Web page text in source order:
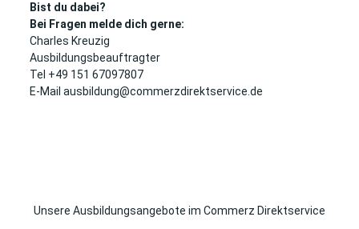
Bist du dabei?
Bei Fragen melde dich gerne:
Charles Kreuzig
Ausbildungsbeauftragter
Tel +49 151 67097807
E-Mail ausbildung@commerzdirektservice.de
Unsere Ausbildungsangebote im Commerz Direktservice